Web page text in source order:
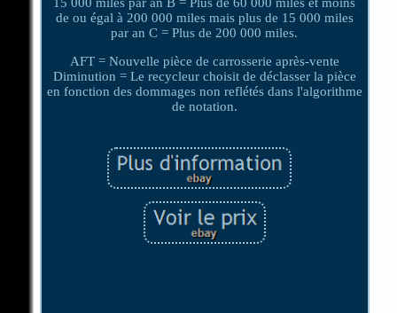
de ou égal à 200 000 miles mais plus de 15 000 miles
par an C = Plus de 200 000 miles.
AFT = Nouvelle pièce de carrosserie après-vente
Diminution = Le recycleur choisit de déclasser la pièce
en fonction des dommages non reflétés dans l'algorithme
de notation.